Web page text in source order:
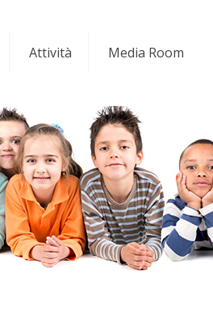
Attività Media Room